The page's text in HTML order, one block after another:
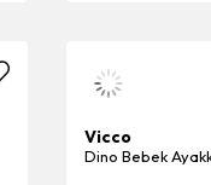
Vicco
Dino Bebek